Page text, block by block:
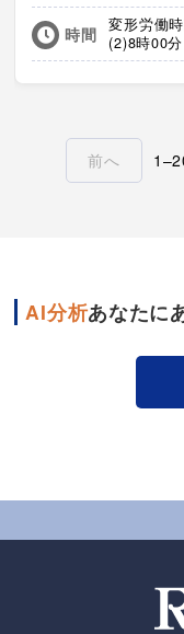
時間
変形労働
(2)8時00
前へ
AI分析あなたに